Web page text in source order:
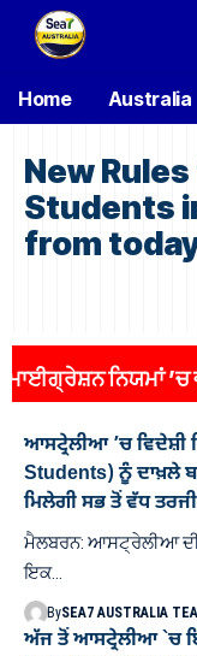
Home Australia
New
Students
from
ਨਿਯਮਾਂ ’ਚ ਵੱਡੇ
ਆਸਟ੍ਰੇਲੀਆ ’ਚ
Students) ਨੂੰ ਦਾਖ਼ਲੇ
ਮਿਲੇਗੀ ਸਭ ਤੋਂ ਵੱਧ
ਮੈਲਬਰਨ: ਆਸਟ੍ਰੇਲੀਆ ਦੀ
ਇਕ…
BySEA7 AUSTRALIA
ਅੱਜ ਤੋਂ ਆਸਟ੍ਰੇਲੀਆ `ਚ